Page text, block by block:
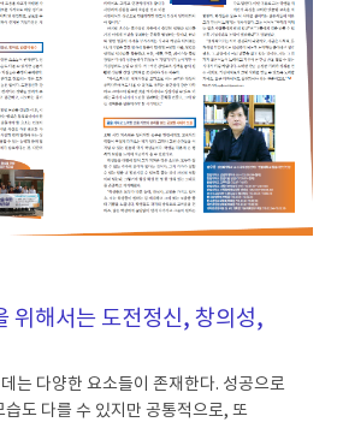
위해서는 도전정신, 창의성,
는 다양한 요소들이 존재한다. 성공으로
도 다를 수 있지만 공통적으로, 또